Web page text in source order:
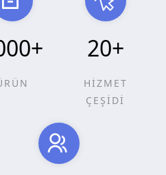
+ 20+
HİZMET
ÇEŞİDİ